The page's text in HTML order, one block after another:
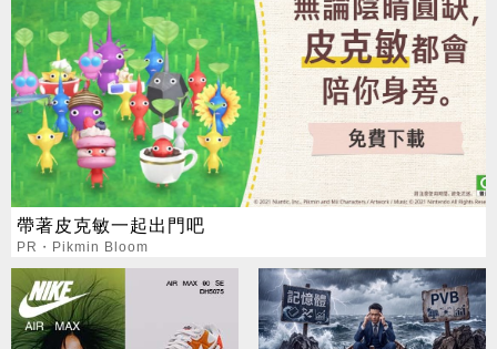
帶著皮克敏一起出門吧
PR・Pikmin Bloom